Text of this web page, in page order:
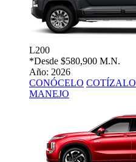
L200
*Desde $580,900 M.N.
Año: 2026
CONÓCELO COTÍZALO
MANEJO